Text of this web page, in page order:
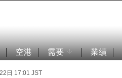
空港 需要 業績
日 17:01 JST